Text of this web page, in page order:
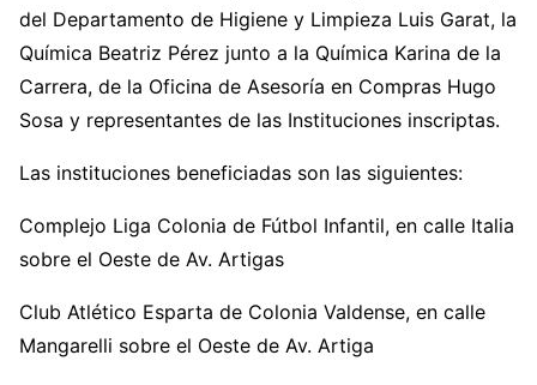
del Departamento de Higiene y Limpieza Luis Garat, la
Química Beatriz Pérez junto a la Química Karina de la
Carrera, de la Oficina de Asesoría en Compras Hugo
Sosa y representantes de las Instituciones inscriptas.
Las instituciones beneficiadas son las siguientes:
Complejo Liga Colonia de Fútbol Infantil, en calle Italia
sobre el Oeste de Av. Artigas
Club Atlético Esparta de Colonia Valdense, en calle
Mangarelli sobre el Oeste de Av. Artiga